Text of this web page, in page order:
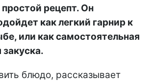
рецепт. Он
как легкий гарнир к
или как самостоятельная
блюдо, рассказывает